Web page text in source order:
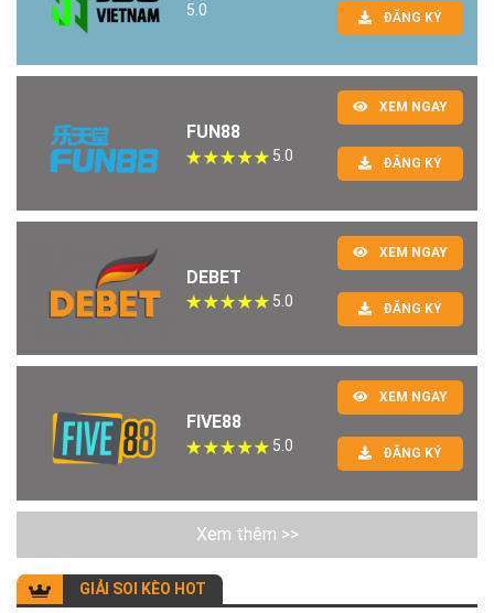
5.0 ĐĂNG KÝ
FUN88
5.0
XEM NGAY
ĐĂNG KÝ
DEBET
5.0
XEM NGAY
ĐĂNG KÝ
FIVE88
5.0
XEM NGAY
ĐĂNG KÝ
Xem thêm >>
GIẢI SOI KÈO HOT